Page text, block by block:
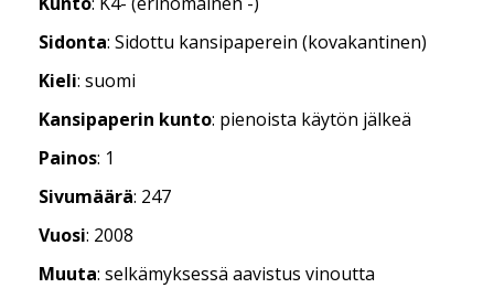
Sidonta: Sidottu kansipaperein (kovakantinen)
Kieli: suomi
Kansipaperin kunto: pienoista käytön jälkeä
Painos: 1
Sivumäärä: 247
Vuosi: 2008
Muuta: selkämyksessä aavistus vinoutta